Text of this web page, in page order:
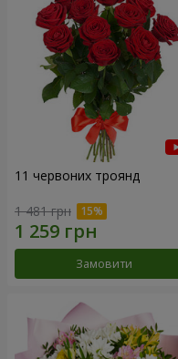
11 червоних троянд
1 481 грн
Замовити